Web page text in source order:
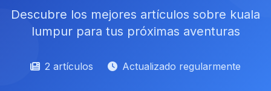
Descubre los mejores artículos sobre kuala
lumpur para tus próximas aventuras
2 artículos Actualizado regularmente